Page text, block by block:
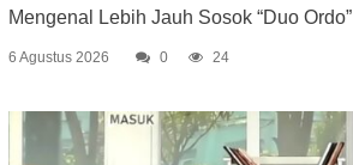
Mengenal Lebih Jauh Sosok “Duo Ordo”
6 Agustus 2026 0 24